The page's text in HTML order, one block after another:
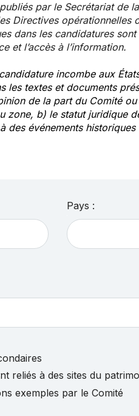
par le Secrétariat de
Directives opérationnelles
dans les candidatures
et l’accès à l’information.
incombe aux
les textes et documents
de la part du Comité ou
b) le statut juridique
des événements historiques
Pays :
reliés à des sites du
exemples par le Comité